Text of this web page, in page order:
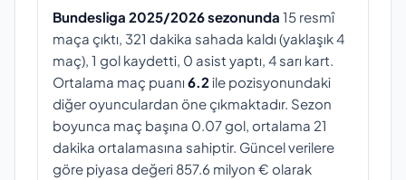
Bundesliga 2025/2026 sezonunda 15 resmî
maça çıktı, 321 dakika sahada kaldı (yaklaşık 4
maç), 1 gol kaydetti, 0 asist yaptı, 4 sarı kart.
Ortalama maç puanı 6.2 ile pozisyonundaki
diğer oyunculardan öne çıkmaktadır. Sezon
boyunca maç başına 0.07 gol, ortalama 21
dakika ortalamasına sahiptir. Güncel verilere
göre piyasa değeri 857.6 milyon € olarak